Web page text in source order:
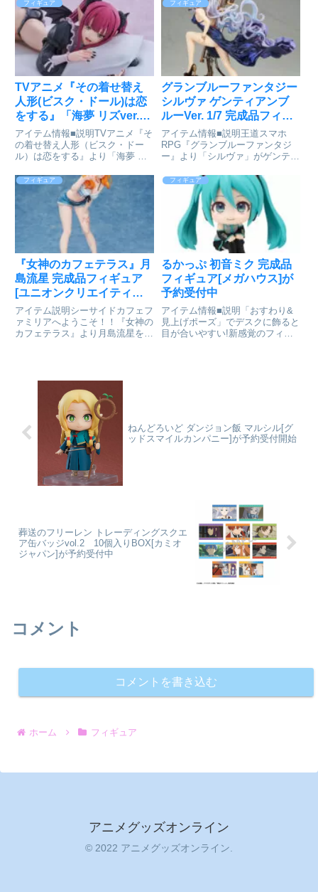
手足の鋭利な爪は作中の迫力をそ
のままに再現。顎部は開閉可能、
尻尾につ...
フィギュアファンにやさしいカタ
チを追求したフィギュアシリーズ
です。専用台座付属■サ...
フィギュア
TVアニメ『その着せ替え
人形(ビスク・ドール)は恋
をする』「海夢 リズver.」
1/7 完成品フィギュア
[PROOF]が予約受付開始
アイテム情報■説明TVアニメ『そ
の着せ替え人形（ビスク・ドー
ル）は恋をする』より「海夢 リ
なって登場！「海夢」が「リズ」
のコスプレをした姿を立体化いた
しました。「リズ」を再現した衣
装をはじめ、メイクやネイル...
フィギュア
グランブルーファンタジー
シルヴァ ゲンティアンブ
ルーVer. 1/7 完成品フィギ
ュア[APEX]が予約受付中
アイテム情報■説明王道スマホ
RPG『グランブルーファンタジ
ー』より「シルヴァ」がゲンティ
ィギュアとして登場!※海外仕入
商品の為、多少の箱潰れが発生す
る可能性がございます。箱潰の交
換は出来かねます。ご了承くだ
さ...
フィギュア
『女神のカフェテラス』月
島流星 完成品フィギュア
[ユニオンクリエイティブ]
が予約受付開始
アイテム説明シーサイドカフェフ
ァミリアへようこそ！！『女神の
カフェテラス』より月島流星をシ
ます！是非ご堪能ください！女神
のカフェテラス_月島流星col...
フィギュア
るかっぷ 初音ミク 完成品
フィギュア[メガハウス]が
予約受付中
アイテム情報■説明「おすわり&
見上げポーズ」でデスクに飾ると
目が合いやすい!新感覚のフィギ
ねんどろいど ダンジョン飯 マルシル[グ
ッドスマイルカンパニー]が予約受付開始
葬送のフリーレン トレーディングスクエ
ア缶バッジvol.2 10個入りBOX[カミオ
ジャパン]が予約受付中
コメント
コメントを書き込む
ホーム フィギュア
アニメグッズオンライン
© 2022 アニメグッズオンライン.